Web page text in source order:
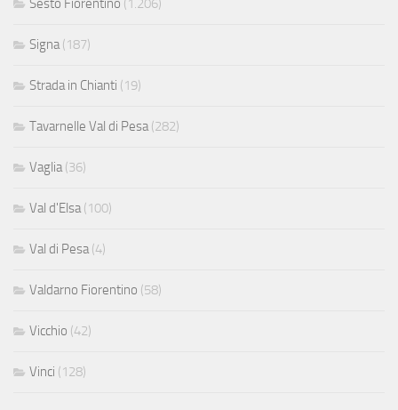
Sesto Fiorentino (1.206)
Signa(187)
Strada in Chianti (19)
Tavarnelle Val di Pesa(282)
Vaglia(36)
Val d'Elsa(100)
Val di Pesa(4)
Valdarno Fiorentino (58)
Vicchio (42)
Vinci (128)